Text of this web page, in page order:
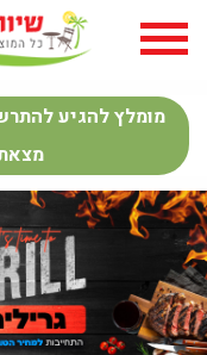
מומלץ להגיע